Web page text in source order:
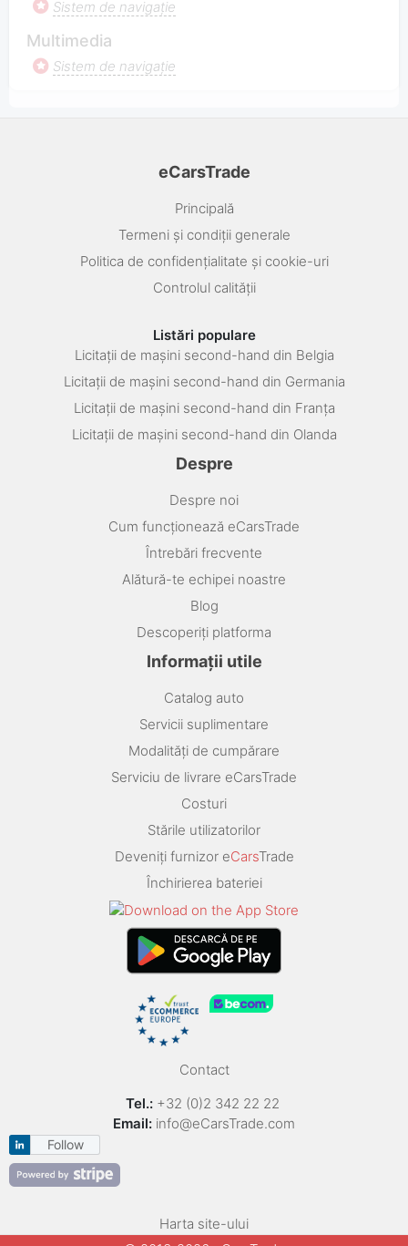
Sistem de navigaţie
Multimedia
Sistem de navigaţie
eCarsTrade
Principală
Termeni și condiții generale
Politica de confidențialitate și cookie-uri
Controlul calității
Listări populare
Licitații de mașini second-hand din Belgia
Licitații de mașini second-hand din Germania
Licitații de mașini second-hand din Franța
Licitații de mașini second-hand din Olanda
Despre
Despre noi
Cum funcționează eCarsTrade
Întrebări frecvente
Alătură-te echipei noastre
Blog
Descoperiți platforma
Informații utile
Catalog auto
Servicii suplimentare
Modalități de cumpărare
Serviciu de livrare eCarsTrade
Costuri
Stările utilizatorilor
Deveniți furnizor eCarsTrade
Închirierea bateriei
Contact
Tel.: +32 (0)2 342 22 22
Email: info@eCarsTrade.com
Follow
Harta site-ului